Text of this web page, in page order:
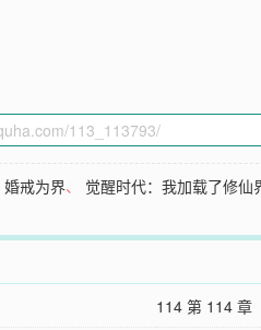
婚戒为界、 觉醒时代：我加载了修仙
114 第 114 章